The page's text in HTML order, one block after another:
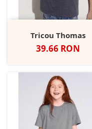
Tricou Thomas
Pret
39.66 RON